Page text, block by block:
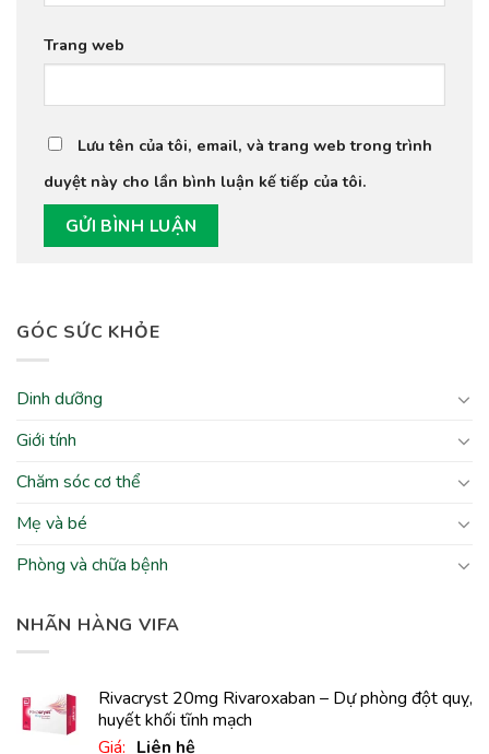
GÓC SỨC KHỎE
Dinh dưỡng
Giới tính
Chăm sóc cơ thể
Mẹ và bé
Phòng và chữa bệnh
NHÃN HÀNG VIFA
Rivacryst 20mg Rivaroxaban – Dự phòng đột quỵ,
huyết khối tĩnh mạch
Giá: Liên hệ
Trang web
Lưu tên của tôi, email, và trang web trong trình
duyệt này cho lần bình luận kế tiếp của tôi.